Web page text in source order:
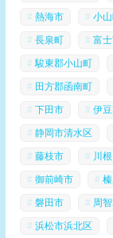
熱海市 小
長泉町 富
駿東郡小山町
田方郡函南町
下田市 伊
静岡市清水区
藤枝市 川根
御前崎市
磐田市 周
浜松市浜北区